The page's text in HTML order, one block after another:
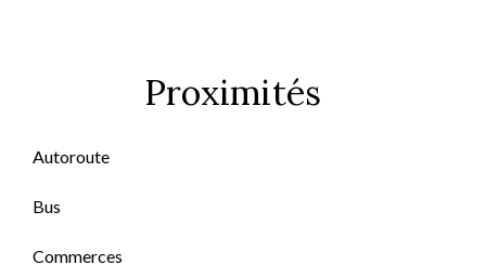
Proximités
Autoroute
Bus
Commerces